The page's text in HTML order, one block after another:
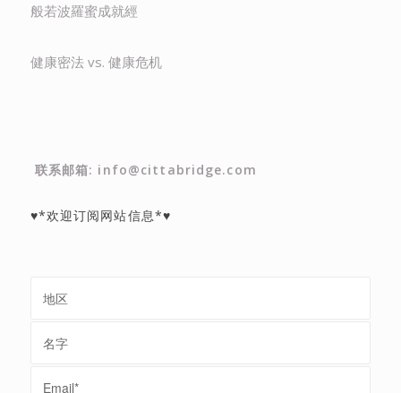
般若波羅蜜成就經
健康密法 vs. 健康危机
联系邮箱: info@cittabridge.com
♥*欢迎订阅网站信息*♥